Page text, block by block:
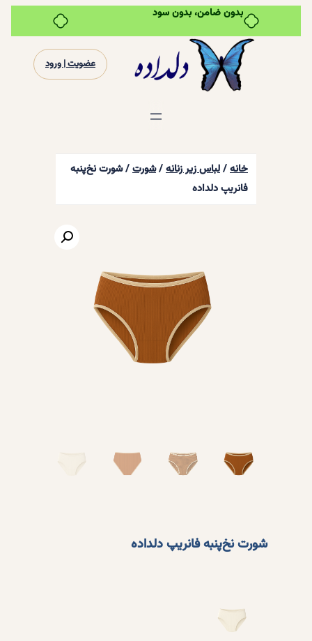
بدون ضامن، بدون سود
عضویت | ورود
خانه/لباس زیر زنانه/شورت/ شورت نخ‌پنبه
فانریپ دلداده
شورت نخ‌پنبه فانریپ دلداده